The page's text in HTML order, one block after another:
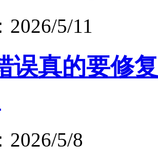
2026/5/11
误真的要修
2026/5/8